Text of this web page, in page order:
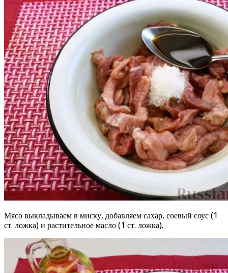
Мясо выкладываем в миску, добавляем сахар, соевый соус (1
ст. ложка) и растительное масло (1 ст. ложка).